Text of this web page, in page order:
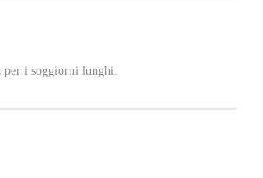
per i soggiorni lunghi.